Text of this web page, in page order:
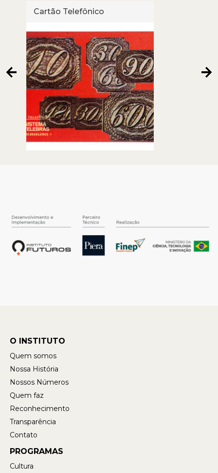
Cartão Telefônico
O INSTITUTO
Quem somos
Nossa História
Nossos Números
Quem faz
Reconhecimento
Transparência
Contato
PROGRAMAS
Cultura